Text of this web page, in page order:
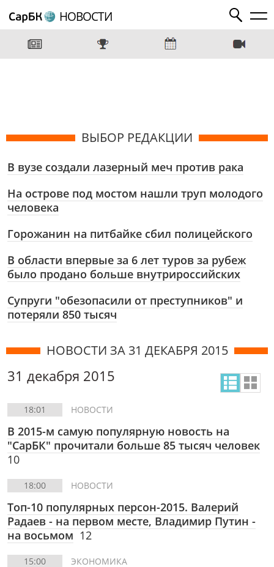
НОВОСТИ
ВЫБОР РЕДАКЦИИ
В вузе создали лазерный меч против рака
На острове под мостом нашли труп молодого
человека
Горожанин на питбайке сбил полицейского
В области впервые за 6 лет туров за рубеж
было продано больше внутрироссийских
Супруги "обезопасили от преступников" и
потеряли 850 тысяч
НОВОСТИ ЗА 31 ДЕКАБРЯ 2015
31 декабря 2015
18:01 НОВОСТИ
В 2015-м самую популярную новость на
"СарБК" прочитали больше 85 тысяч человек
10
18:00 НОВОСТИ
Топ-10 популярных персон-2015. Валерий
Радаев - на первом месте, Владимир Путин -
на восьмом 12
15:00 ЭКОНОМИКА